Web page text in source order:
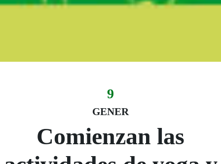
Fecha del evento
9
GENER
09 de gener
Comienzan las